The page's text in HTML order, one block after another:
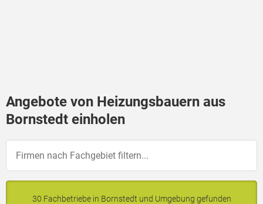
Angebote von Heizungsbauern aus
Bornstedt einholen
30 Fachbetriebe in Bornstedt und Umgebung gefunden